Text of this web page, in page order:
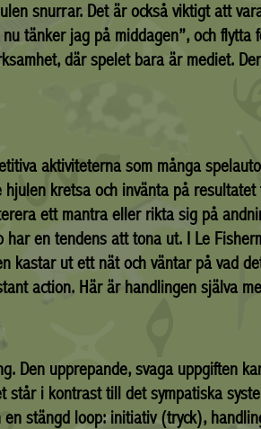
snurrar. Det är också viktigt att
tänker jag på middagen”, och
där spelet bara är mediet.
aktiviteterna som många
kretsa och invänta på
ett mantra eller rikta sig på
en tendens att tona ut. I Le
kastar ut ett nät och väntar på vad
action. Här är handlingen själva
Den upprepande, svaga uppgiften
står i kontrast till det sympatiska
stängd loop: initiativ (tryck),